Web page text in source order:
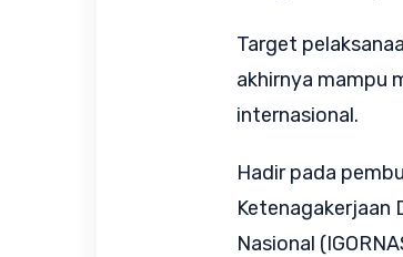
Target
akhirnya mampu
internasional.
Hadir pada
Ketenagakerjaan
Nasional